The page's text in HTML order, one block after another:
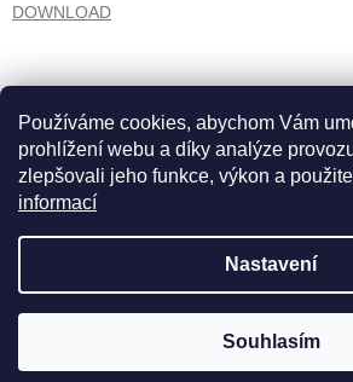
Používáme cookies, abychom Vám
prohlížení webu a díky analýze
zlepšovali jeho funkce, výkon a
informací
Nastavení
Souhlasím
DOWNLOAD
Vytvořil Shoptet
growbank.cz.